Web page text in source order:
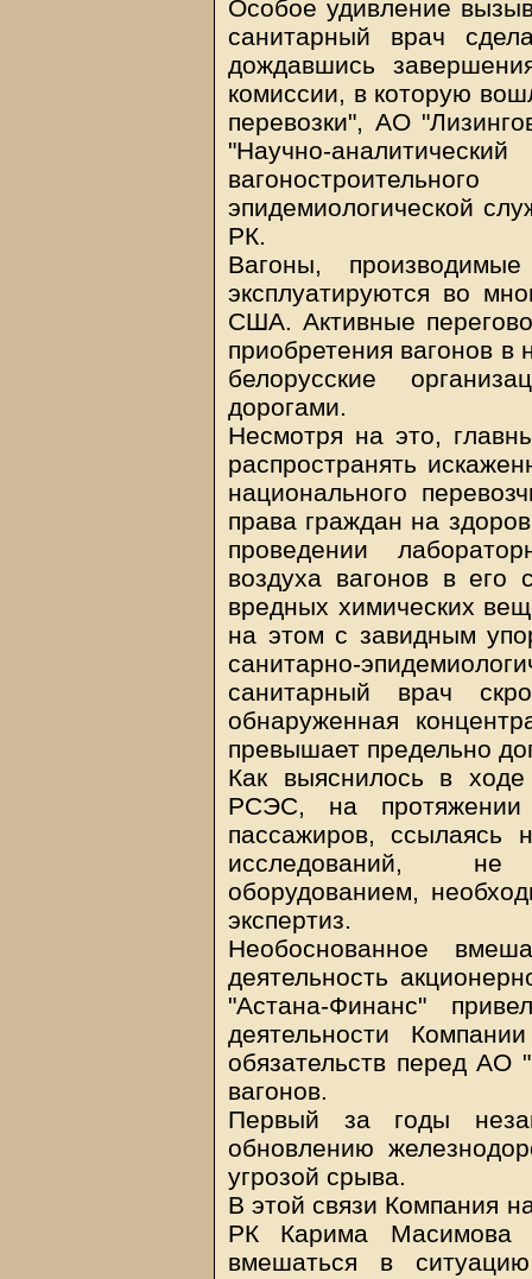
Особое удивление
санитарный врач
дождавшись
комиссии, в которую
перевозки", АО
"Научно-
эпидемиологической
РК.
Вагоны,
эксплуатируются во
США. Активные
приобретения вагонов в
белорусские
дорогами.
Несмотря на это,
распространять
национального
права граждан на
проведении
воздуха вагонов в его
вредных химических
на этом с завидным
санитарно-
санитарный врач
обнаруженная
превышает предельно
Как выяснилось в
РСЭС, на протяжении
пассажиров, ссылаясь
исследований, не
оборудованием,
экспертиз.
Необоснованное
деятельность
"Астана-Финанс"
деятельности
обязательств перед АО
вагонов.
Первый за годы
обновлению
угрозой срыва.
В этой связи Компания
РК Карима Масимова
вмешаться в